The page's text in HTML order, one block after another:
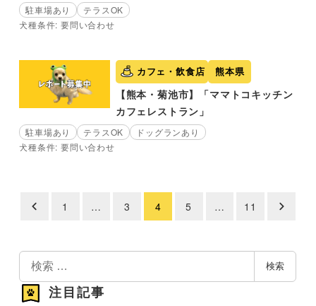
駐車場あり
テラスOK
犬種条件: 要問い合わせ
カフェ・飲食店 熊本県
【熊本・菊池市】「ママトコキッチン
カフェレストラン」
駐車場あり テラスOK
ドッグランあり
犬種条件: 要問い合わせ
投
の
ペ
ー
1 … 3 4 5 … 11
検
索
検索
注目記事